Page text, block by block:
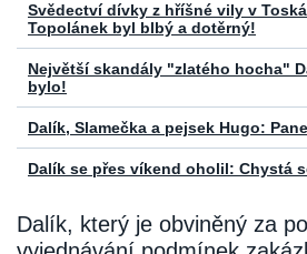
Svědectví dívky z hříšné vily v
Topolánek byl blbý a dotěrný!
Největší skandály "zlatého hocha"
bylo!
Dalík, Slamečka a pejsek Hugo:
Dalík se přes víkend oholil: Chystá
Dalík, který je obviněný za